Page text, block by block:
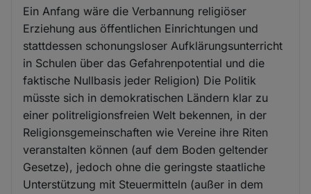
Ein Anfang wäre die Verbannung religiöser
Erziehung aus öffentlichen Einrichtungen und
stattdessen schonungsloser Aufklärungsunterricht
in Schulen über das Gefahrenpotential und die
faktische Nullbasis jeder Religion) Die Politik
müsste sich in demokratischen Ländern klar zu
einer politreligionsfreien Welt bekennen, in der
Religionsgemeinschaften wie Vereine ihre Riten
veranstalten können (auf dem Boden geltender
Gesetze), jedoch ohne die geringste staatliche
Unterstützung mit Steuermitteln (außer in dem